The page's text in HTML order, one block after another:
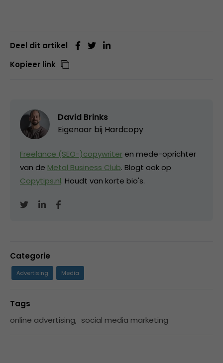
Deel dit artikel
Kopieer link
David Brinks
Eigenaar bij Hardcopy
Freelance (SEO-)copywriter en mede-oprichter
van de Metal Business Club. Blogt ook op
Copytips.nl. Houdt van korte bio's.
Categorie
Advertising Media
Tags
online advertising, social media marketing